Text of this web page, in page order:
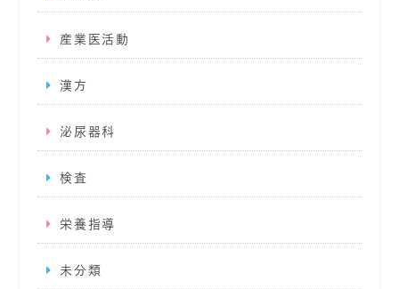
産業医活動
漢方
泌尿器科
検査
栄養指導
未分類